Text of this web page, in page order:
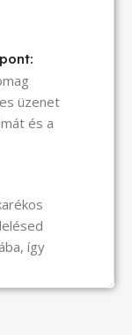
üzenet
és a
így